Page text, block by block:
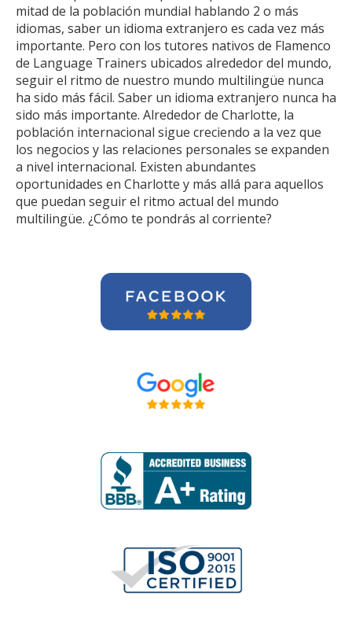
mitad de la población mundial hablando 2 o más
idiomas, saber un idioma extranjero es cada vez más
importante. Pero con los tutores nativos de Flamenco
de Language Trainers ubicados alrededor del mundo,
seguir el ritmo de nuestro mundo multilingüe nunca
ha sido más fácil. Saber un idioma extranjero nunca ha
sido más importante. Alrededor de Charlotte, la
población internacional sigue creciendo a la vez que
los negocios y las relaciones personales se expanden
a nivel internacional. Existen abundantes
oportunidades en Charlotte y más allá para aquellos
que puedan seguir el ritmo actual del mundo
multilingüe. ¿Cómo te pondrás al corriente?